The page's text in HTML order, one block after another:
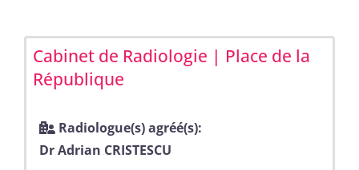
Cabinet de Radiologie | Place de la
République
Radiologue(s) agréé(s):
Dr Adrian CRISTESCU